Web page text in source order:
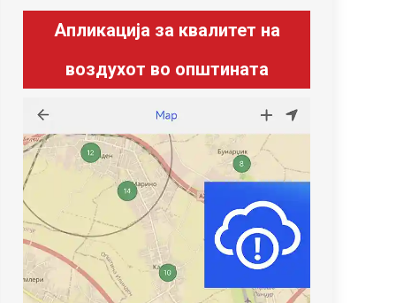
Апликација за квалитет на
воздухот во општината